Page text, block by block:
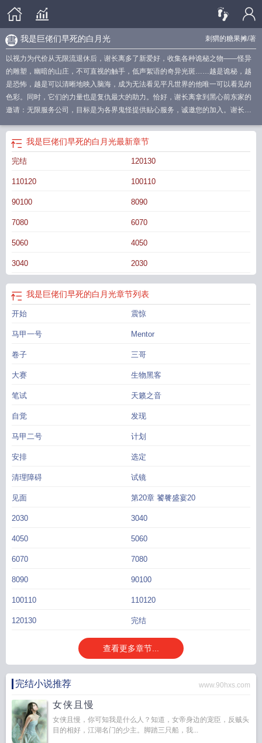
刺猬的糖果摊/著
我是巨佬们早死的白月光
以视力为代价从无限流退休后，谢长离多了新爱好，收集各种诡秘之物——怪异
的雕塑，幽暗的山庄，不可直视的触手，低声絮语的奇异光斑……越是诡秘，越
是恐怖，越是可以清晰地映入脑海，成为无法看见平凡世界的他唯一可以看见的
色彩。同时，它们的力量也是复仇最大的助力。恰好，谢长离拿到黑心前东家的
邀请：无限服务公司，目标是为各界鬼怪提供贴心服务，诚邀您的加入。谢长
谢长离——眼瞎耳背腿瘸，肯定第一个世界就完不成怪物的委托，收到差评，沦
为怪物的口粮。然而，很快他们就发现，真正瑟瑟发抖，在副本里活不过一周
的，是他们“尊贵”的鬼怪顾客。来自深渊的怪物露出獠牙，扭曲怪异的触手睁开眼
力量。这一天，所有无限流怪物们回想起曾经被人类支配的恐惧。在无尽的岁月
受×面冷心热男德满分直球攻ahref="http://m.moxiexs.com"target="_blank"【魔蝎
小说】/a
我是巨佬早死的白月光吧
自己刺猬
我是巨佬早死的白月光全文免费阅读
死的白月光全文免费我是巨佬们早死的白月光巨佬是啥巨佬竟是我自己免费阅
读我是巨佬早死的白月光巨佬大佬我表情包
佬我我是巨佬们早死的白巨佬竟是我自己章节大全巨佬巨佬竟是我自己by我
是巨佬们早死的白月光全文免费阅读
我是巨佬们早死的白月光 格格党
我自己免费阅读全文
江
我是巨佬们早死的白月光最新章节
完结 120130
110120 100110
90100 8090
7080 6070
5060 4050
3040 2030
我是巨佬们早死的白月光章节列表
开始 震惊
马甲一号 Mentor
卷子 三哥
大赛 生物黑客
笔试 天籁之音
自觉 发现
马甲二号 计划
安排 选定
清理障碍 试镜
见面 第20章 饕餮盛宴20
2030 3040
4050 5060
6070 7080
8090 90100
100110 110120
120130 完结
查看更多章节...
完结小说推荐 www.90hxs.com
女侠且慢
女侠且慢，你可知我是什么人？知道，女帝身边的宠臣，反贼头
目的相好，江湖名门的少主。脚踏三只船，我...